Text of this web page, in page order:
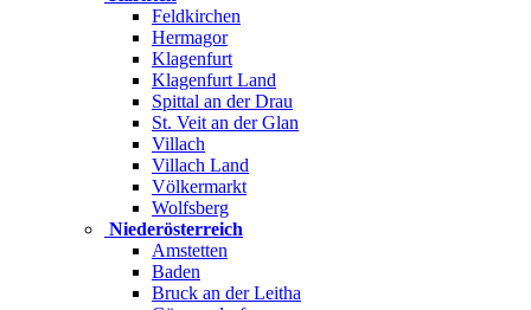
Feldkirchen
Hermagor
Klagenfurt
Klagenfurt Land
Spittal an der Drau
St. Veit an der Glan
Villach
Villach Land
Völkermarkt
Wolfsberg
Niederösterreich
Amstetten
Baden
Bruck an der Leitha